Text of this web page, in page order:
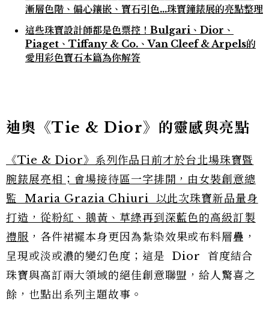
漸層色階、偏心鑲嵌、寶石引色…珠寶鐘錶展的亮點整理
這些珠寶設計師都是色票控！Bulgari、Dior、
Piaget、Tiffany & Co.、Van Cleef & Arpels的
愛用彩色寶石本篇為你解答
迪奧《Tie & Dior》的靈感與亮點
《Tie & Dior》系列作品日前才於台北場珠寶暨
腕錶展亮相；會場接待區一字排開，由女裝創意總
監 Maria Grazia Chiuri 以此次珠寶新品量身
打造，從粉紅、鵝黃、草綠再到深藍色的高級訂製
禮服 ，各件裙襬本身更因為紮染效果或布料層疊，
呈現或淡或濃的變幻色度；這是 Dior 首度結合
珠寶與高訂兩大領域的絕佳創意聯盟，給人驚喜之
餘，也點出系列主題故事。